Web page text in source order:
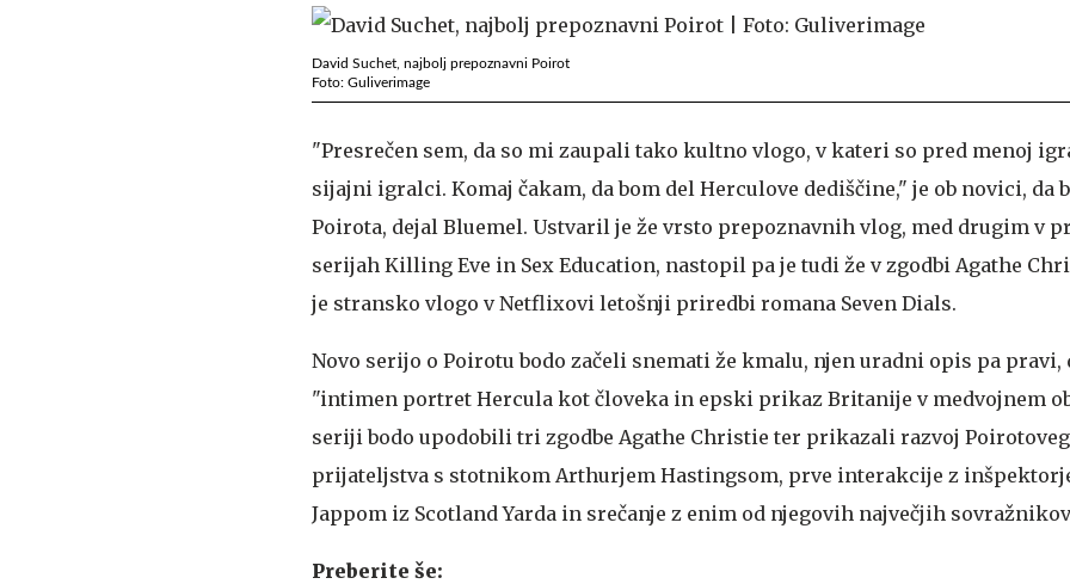
David Suchet, najbolj prepoznavni Poirot
Foto: Guliverimage
"Presrečen sem, da so mi zaupali tako kultno vlogo, v kateri so pred menoj
sijajni igralci. Komaj čakam, da bom del Herculove dediščine," je ob novici, da
Poirota, dejal Bluemel. Ustvaril je že vrsto prepoznavnih vlog, med drugim v
serijah Killing Eve in Sex Education, nastopil pa je tudi že v zgodbi Agathe
je stransko vlogo v Netflixovi letošnji priredbi romana Seven Dials.
Novo serijo o Poirotu bodo začeli snemati že kmalu, njen uradni opis pa pravi,
"intimen portret Hercula kot človeka in epski prikaz Britanije v medvojnem
seriji bodo upodobili tri zgodbe Agathe Christie ter prikazali razvoj
prijateljstva s stotnikom Arthurjem Hastingsom, prve interakcije z
Jappom iz Scotland Yarda in srečanje z enim od njegovih največjih
Preberite še: